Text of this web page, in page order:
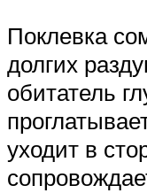
Поклевка
долгих
обитатель
уходит в